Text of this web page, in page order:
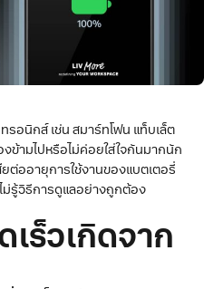
อนิกส์ เช่น สมาร์ทโฟน แท็บเล็ต
ข้ามไปหรือไม่ค่อยใส่ใจกันมากนัก
ต่ออายุการใช้งานของแบตเตอรี่
ม่รู้วิธีการดูแลอย่างถูกต้อง
ร็วเกิดจาก